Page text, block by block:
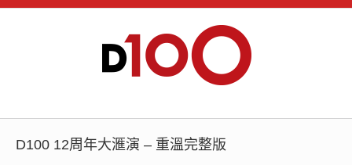
D100 12周年大滙演 – 重溫完整版